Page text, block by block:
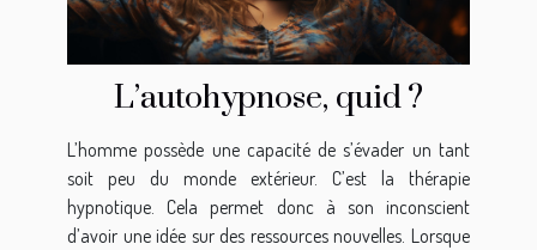
L’autohypnose, quid ?
L’homme possède une capacité de s’évader un tant
soit peu du monde extérieur. C’est la thérapie
hypnotique. Cela permet donc à son inconscient
d’avoir une idée sur des ressources nouvelles. Lorsque